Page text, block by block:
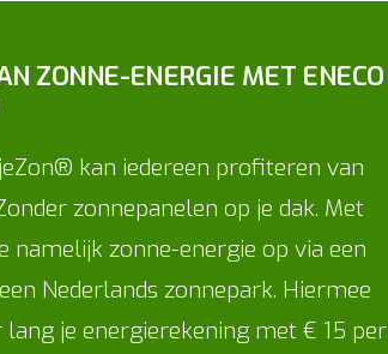
ZONNE-ENERGIE MET ENECO
kan iedereen profiteren van
zonnepanelen op je dak. Met
namelijk zonne-energie op via een
Nederlands zonnepark. Hiermee
je energierekening met € 15 per